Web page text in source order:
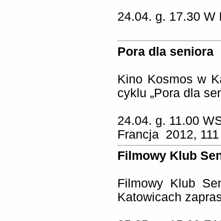
24.04. g. 17.30 W
Pora dla seniora
Kino Kosmos w
cyklu „Pora dla
24.04. g. 11.00
Francja 2012,
Filmowy Klub
Filmowy Klub
Katowicach